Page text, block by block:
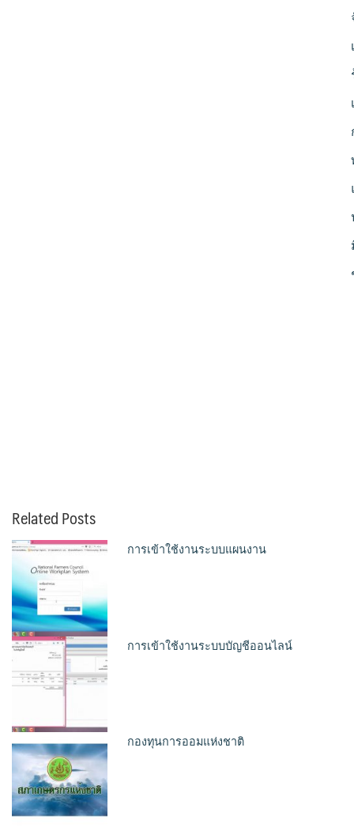
Related Posts
การเข้าใช้งานระบบแผนงาน
การเข้าใช้งานระบบบัญชีออนไลน์
กองทุนการออมแห่งชาติ